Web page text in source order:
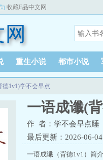
收藏E品中文网
网
重生小说 都市小说
德1v1)学不会早点
一语成谶(
作 者：学不会早点睡
最后更新：2026-06-
一语成谶（背德1v1）